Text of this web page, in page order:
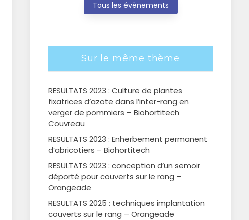
Tous les évènements
Sur le même thème
RESULTATS 2023 : Culture de plantes
fixatrices d’azote dans l’inter-rang en
verger de pommiers – Biohortitech
Couvreau
RESULTATS 2023 : Enherbement permanent
d’abricotiers – Biohortitech
RESULTATS 2023 : conception d’un semoir
déporté pour couverts sur le rang –
Orangeade
RESULTATS 2025 : techniques implantation
couverts sur le rang – Orangeade